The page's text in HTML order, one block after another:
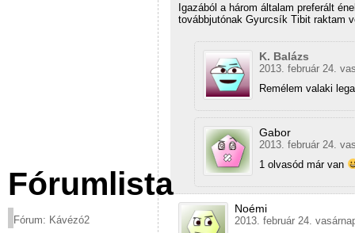
Fórumlista
Fórum: Kávézó2
Igazából a három általam preferált
továbbjutónak Gyurcsík Tibit raktam
K. Balázs
2013. február 24.
Remélem valaki
Gabor
2013. február 24.
1 olvasód már van
Noémi
2013. február 24.